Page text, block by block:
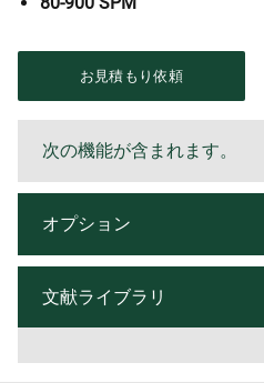
お見積もり依頼
次の機能が含まれます。
オプション
文献ライブラリ